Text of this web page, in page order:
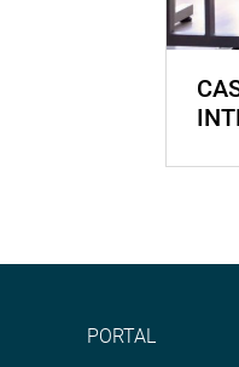
PORTAL